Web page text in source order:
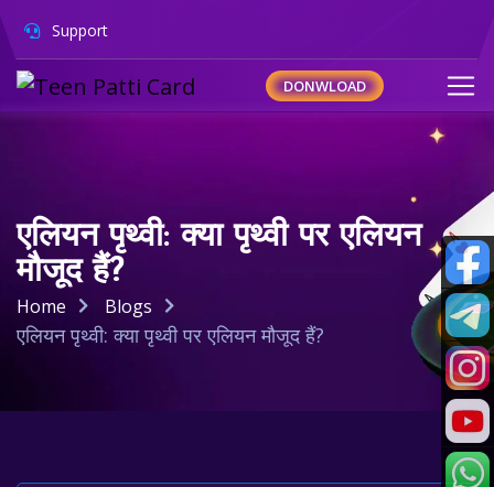
Support
DONWLOAD
एलियन पृथ्वी: क्या पृथ्वी पर एलियन
मौजूद हैं?
Home Blogs
एलियन पृथ्वी: क्या पृथ्वी पर एलियन मौजूद हैं?